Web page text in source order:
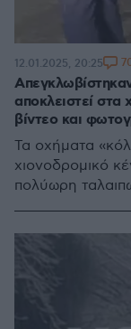
αποκλειστεί στα
βίντεο και
Τα οχήματα
χιονοδρομικό
πολύωρη
12.01.2025, 20:25